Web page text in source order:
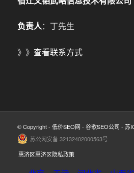
负责人：丁先生
》》 查看联系方式
© Copyright - 低价SEO网 - 谷歌SEO公司 - 苏
苏公网安备 32132402000563号
惠济区惠济区隐私政策